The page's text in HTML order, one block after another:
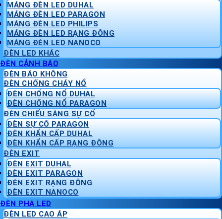
MÁNG ĐÈN LED DUHAL
MÁNG ĐÈN LED PARAGON
MÁNG ĐÈN LED PHILIPS
MÁNG ĐÈN LED RẠNG ĐÔNG
MÁNG ĐÈN LED NANOCO
ĐÈN LED KHÁC
ĐÈN CẢNH BÁO
ĐÈN BÁO KHÔNG
ĐÈN CHỐNG CHÁY NỔ
ĐÈN CHỐNG NỔ DUHAL
ĐÈN CHỐNG NỔ PARAGON
ĐÈN CHIẾU SÁNG SỰ CỐ
ĐÈN SỰ CỐ PARAGON
ĐÈN KHẨN CẤP DUHAL
ĐÈN KHẨN CẤP RẠNG ĐÔNG
ĐÈN EXIT
ĐÈN EXIT DUHAL
ĐÈN EXIT PARAGON
ĐÈN EXIT RẠNG ĐÔNG
ĐÈN EXIT NANOCO
ĐÈN PHA LED
ĐÈN LED CAO ÁP